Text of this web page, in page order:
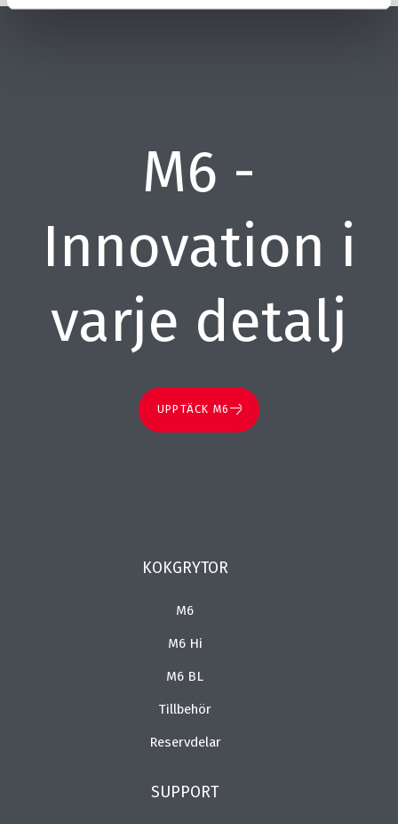
M6 -
Innovation i
varje detalj
UPPTÄCK M6
KOKGRYTOR
M6
M6 Hi
M6 BL
Tillbehör
Reservdelar
SUPPORT